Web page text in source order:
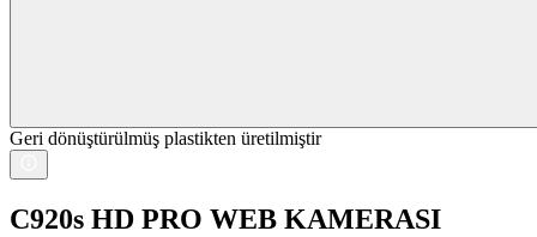
Geri dönüştürülmüş plastikten üretilmiştir
C920s HD PRO WEB KAMERASI